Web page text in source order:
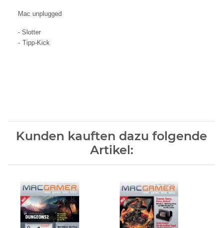
Mac unplugged
- Slotter
- Tipp-Kick
Kunden kauften dazu folgende
Artikel: